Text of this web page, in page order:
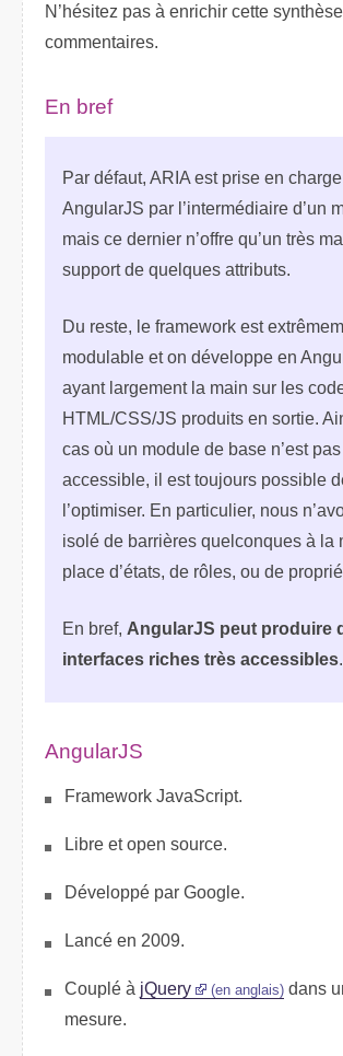
N’hésitez pas à enrichir cette
commentaires.
En bref
Par défaut, ARIA est prise en
AngularJS par l’intermédiaire d’un
mais ce dernier n’offre qu’un très
support de quelques attributs.
Du reste, le framework est
modulable et on développe en
ayant largement la main sur les
HTML/CSS/JS produits en sortie.
cas où un module de base n’est pas
accessible, il est toujours possible
l’optimiser. En particulier, nous
isolé de barrières quelconques à la
place d’états, de rôles, ou de
En bref, AngularJS peut produire
interfaces riches très accessibles.
AngularJS
Framework JavaScript.
Libre et open source.
Développé par Google.
Lancé en 2009.
Couplé à jQuery (en anglais) dans
mesure.